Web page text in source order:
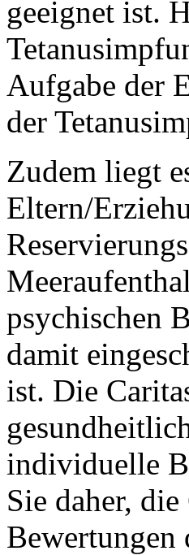
geeignet ist.
Aufgabe der
der
Zudem liegt
Eltern/
psychischen
damit
ist. Die
individuelle
Sie daher,
Bewertungen